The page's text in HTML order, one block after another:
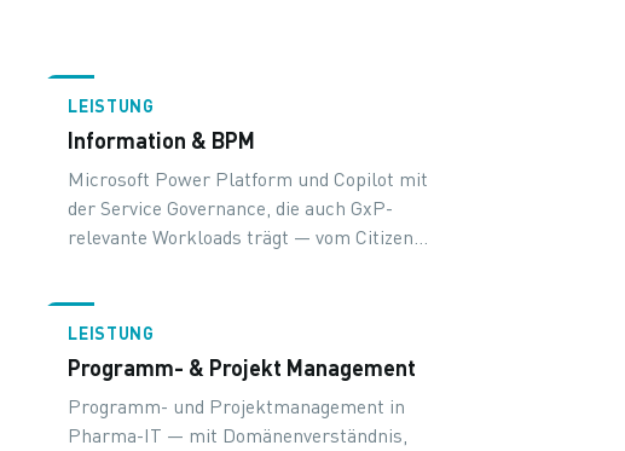
LEISTUNG
Information & BPM
Microsoft Power Platform und Copilot mit
der Service Governance, die auch GxP-
relevante Workloads trägt — vom Citizen
LEISTUNG
Programm- & Projekt Management
Programm- und Projektmanagement in
Pharma-IT — mit Domänenverständnis,